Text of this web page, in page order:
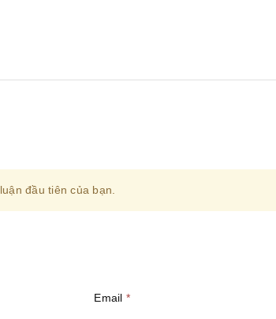
đầu tiên của bạn.
Email *